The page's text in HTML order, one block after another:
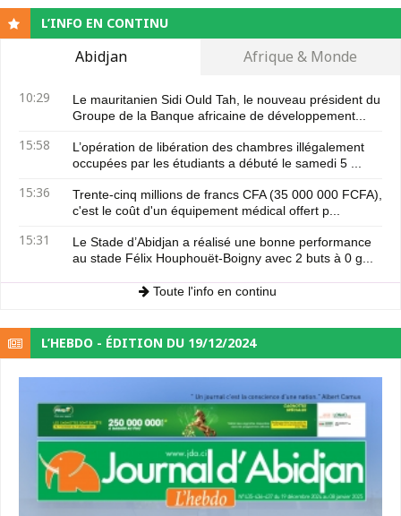
L’INFO EN CONTINU
Abidjan Afrique & Monde
10:29
Le mauritanien Sidi Ould Tah, le nouveau président du
Groupe de la Banque africaine de développement...
15:58
L’opération de libération des chambres illégalement
occupées par les étudiants a débuté le samedi 5 ...
15:36
Trente-cinq millions de francs CFA (35 000 000 FCFA),
c'est le coût d'un équipement médical offert p...
15:31
Le Stade d’Abidjan a réalisé une bonne performance
au stade Félix Houphouët-Boigny avec 2 buts à 0 g...
Toute l'info en continu
L’HEBDO - ÉDITION DU 19/12/2024